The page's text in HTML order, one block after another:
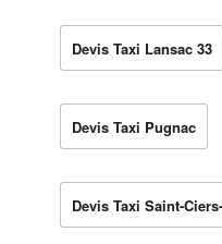
Devis Taxi Lansac 33
Devis Taxi Pugnac
Devis Taxi Saint-